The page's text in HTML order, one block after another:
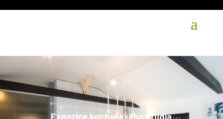
Expozice kuchyňského studia